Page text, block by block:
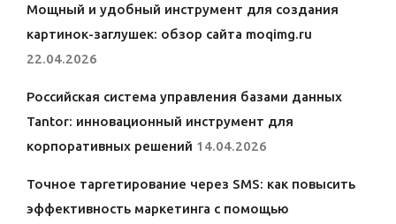
Мощный и удобный инструмент для создания
картинок-заглушек: обзор сайта moqimg.ru
22.04.2026
Российская система управления базами данных
Tantor: инновационный инструмент для
корпоративных решений 14.04.2026
Точное таргетирование через SMS: как повысить
эффективность маркетинга с помощью